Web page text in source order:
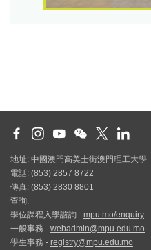
地址: 中國澳門高美士街澳門理工大學
電話: (853) 2857 8722
傳真: (853) 2830 8801
查詢:
學位課程入學諮詢 - mpu.mo/enquiry
一般事務 - webadmin@mpu.edu.mo
學生事務 - registry@mpu.edu.mo